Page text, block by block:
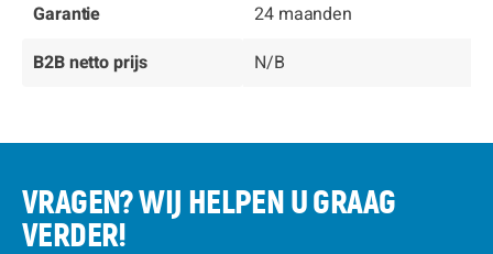
Garantie
24 maanden
B2B netto prijs
N/B
VRAGEN? WIJ HELPEN U GRAAG
VERDER!